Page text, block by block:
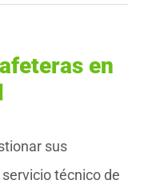
en
sus
técnico de